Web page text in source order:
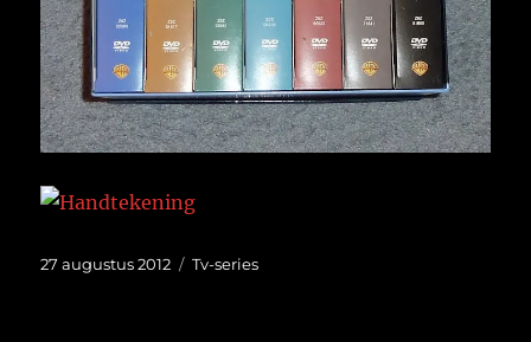
Geplaatst
27 augustus 2012 Categorieën
Tv-series